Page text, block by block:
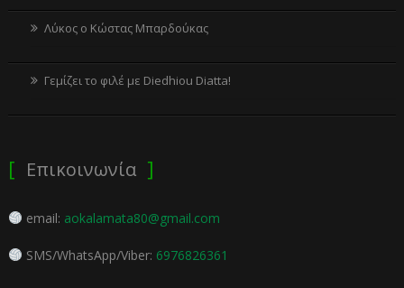
Λύκος ο Κώστας Μπαρδούκας
Γεμίζει το φιλέ με Diedhiou Diatta!
Επικοινωνία
email: aokalamata80@gmail.com
SMS/WhatsApp/Viber: 6976826361